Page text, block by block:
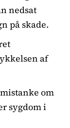
nedsat
på skade.
af
om
sygdom i